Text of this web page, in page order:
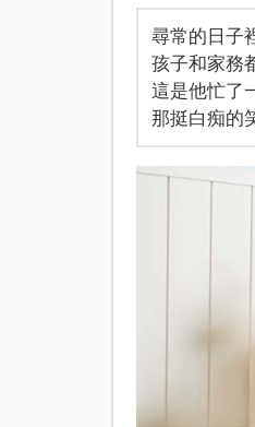
尋常的日子
孩子和家務
這是他忙了
那挺白痴的